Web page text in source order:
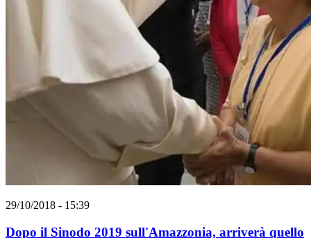
29/10/2018 - 15:39
Dopo il Sinodo 2019 sull'Amazzonia, arriverà quello